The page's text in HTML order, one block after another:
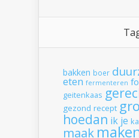
bakken boer
eten fermenteren
geitenkaas
gezond recept
hoedan ik je
maak